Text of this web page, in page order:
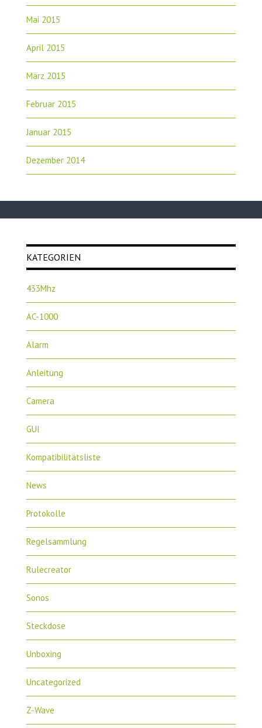
Mai 2015
April 2015
März 2015
Februar 2015
Januar 2015
Dezember 2014
KATEGORIEN
433Mhz
AC-1000
Alarm
Anleitung
Camera
GUI
Kompatibilitätsliste
News
Protokolle
Regelsammlung
Rulecreator
Sonos
Steckdose
Unboxing
Uncategorized
Z-Wave